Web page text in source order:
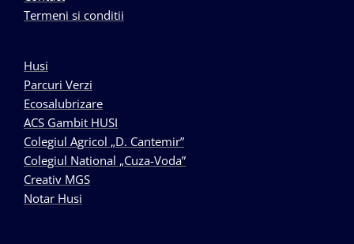
Termeni si conditii
Husi
Parcuri Verzi
Ecosalubrizare
ACS Gambit HUSI
Colegiul Agricol „D. Cantemir”
Colegiul National „Cuza-Voda”
Creativ MGS
Notar Husi